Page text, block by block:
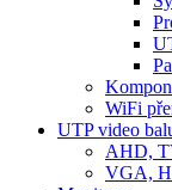
WiFi
UTP video
AHD,
VGA,